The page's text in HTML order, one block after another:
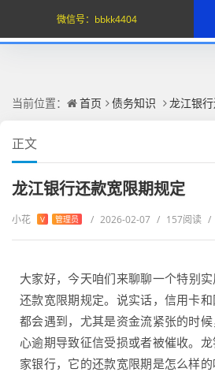
当前位置： 首页 债务知识 龙江银
正文
龙江银行还款宽限期规定
小花 V 管理员 / 2026-02-07 / 157阅读 /
大家好，今天咱们来聊聊一个特别
还款宽限期规定。说实话，信用卡
都会遇到，尤其是资金流紧张的时
心逾期导致征信受损或者被催收。
家银行，它的还款宽限期是怎么样
微信号： bbkk4404